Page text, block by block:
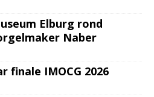
Elburg rond
Naber
finale IMOCG 2026